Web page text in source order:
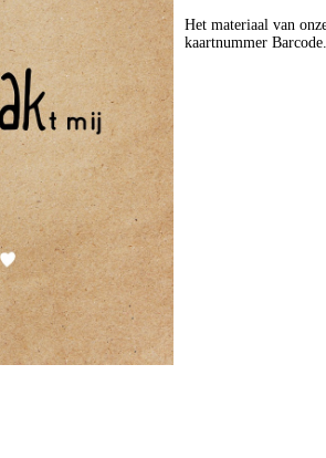
Het materiaal van
kaartnummer